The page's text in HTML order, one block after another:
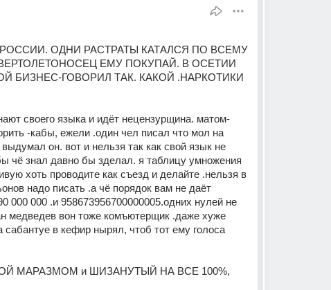
ОДНИ РАСТРАТЫ КАТАЛСЯ ПО ВСЕМУ
ЕМУ ПОКУПАЙ. В ОСЕТИИ
ГОВОРИЛ ТАК. КАКОЙ .НАРКОТИКИ
своего языка и идёт нецензурщина. матом-
-кабы, ежели .один чел писал что мол на
он. вот и нельзя так как свой язык не
чё знал давно бы зделал. я таблицу умножения
хоть проводите как съезд и делайте .нельзя в
надо писать .а чё порядок вам не даёт
000 000 .и 958673956700000005.одних нулей не
медведев вон тоже комъютерщик .даже хуже
в кефир нырял, чтоб тот ему голоса
МАРАЗМОМ и ШИЗАНУТЫЙ НА ВСЕ 100%,